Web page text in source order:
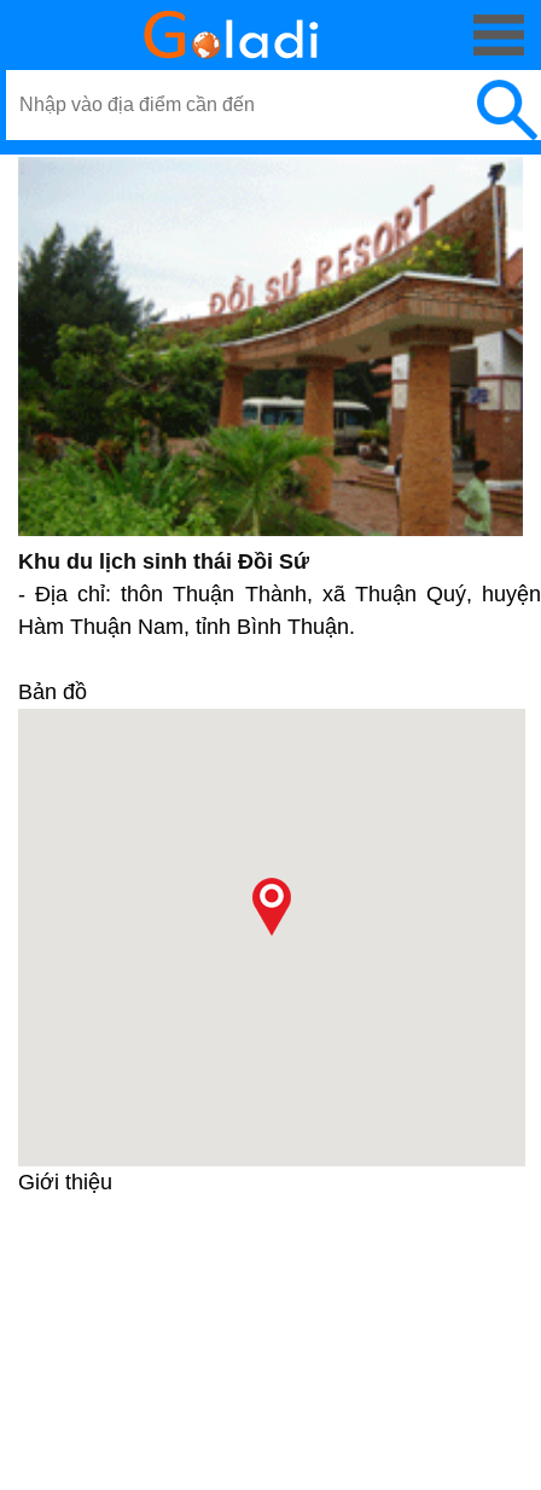
Khu du lịch sinh thái Đồi Sứ
- Địa chỉ: thôn Thuận Thành, xã Thuận Quý, huyện
Hàm Thuận Nam, tỉnh Bình Thuận.
Bản đồ
Giới thiệu